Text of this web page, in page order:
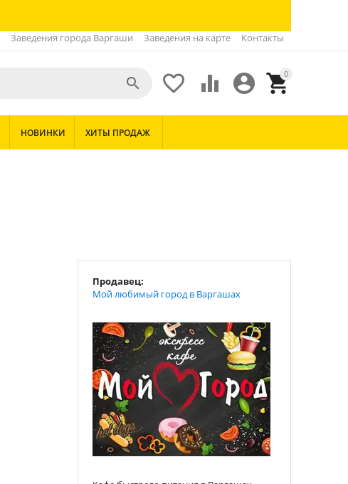
Заведения города Варгаши Заведения на карте Контакты
0


 

НОВИНКИ ХИТЫ ПРОДАЖ
Продавец:
Мой любимый город в Варгашах